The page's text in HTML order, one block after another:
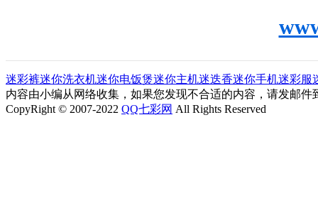
迷彩裤迷你洗衣机迷你电饭煲迷你主机迷迭香迷你手机迷彩服
内容由小编从网络收集，如果您发现不合适的内容，请发邮件
CopyRight © 2007-2022 QQ七彩网 All Rights Reserved